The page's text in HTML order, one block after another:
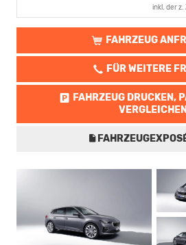
inkl. der z.
FAHRZEUG
FÜR WEITERE
FAHRZEUG DRUCKEN,
VERGLEICHEN